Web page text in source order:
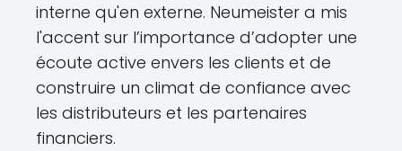
interne qu'en externe. Neumeister a mis
l'accent sur l’importance d’adopter une
écoute active envers les clients et de
construire un climat de confiance avec
les distributeurs et les partenaires
financiers.